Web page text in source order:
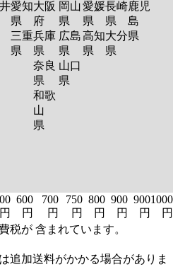
愛知
県
三重
県
大阪
府
兵庫
県
奈良
県
和歌
山
県
岡山
県
広島
県
山口
県
愛媛
県
高知
県
長崎
県
大分
県
鹿児
島
県
円
600
円
700
円
750
円
800
円
900
円
900
円
1000
円
税が 含まれています。
追加送料がかかる場合がありま